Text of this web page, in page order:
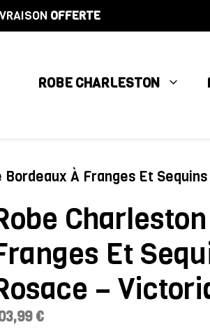
OFFERTE
ROBE CHARLESTON
À Franges Et
Et
–
€